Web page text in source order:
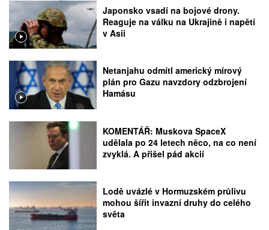
Japonsko vsadí na bojové drony.
Reaguje na válku na Ukrajině i napětí
v Asii
Netanjahu odmítl americký mírový
plán pro Gazu navzdory odzbrojení
Hamásu
KOMENTÁŘ: Muskova SpaceX
udělala po 24 letech něco, na co není
zvyklá. A přišel pád akcií
Lodě uvázlé v Hormuzském průlivu
mohou šířit invazní druhy do celého
světa